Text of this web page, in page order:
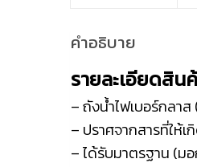
คำอธิบาย
รายละเอียดสิน
– ถังน้ำไฟเบอร์กลา
– ปราศจากสารที่ให้
– ได้รับมาตรฐาน (ม